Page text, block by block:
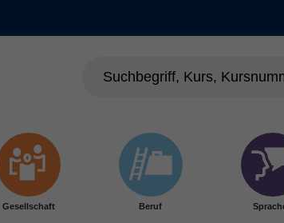
Gesellschaft Beruf